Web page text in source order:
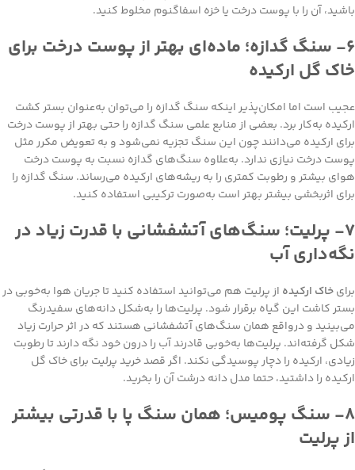
باشید، آن را با پوست درخت یا خزه اسفاگنوم مخلوط کنید.
۶- سنگ گدازه؛ ماده‌ای بهتر از پوست درخت برای
خاک گل ارکیده
عجیب است اما امکان‌پذیر اینکه سنگ گدازه را می‌توان به‌عنوان بستر کشت
ارکیده به‌کار برد. بعضی از منابع علمی سنگ گدازه را حتی بهتر از پوست درخت
برای ارکیده می‌دانند چون این سنگ تجزیه نمی‌شود و به تعویض مکرر مثل
پوست درخت نیازی ندارد. به‌علاوه سنگ‌های گدازه نسبت به پوست درخت
هوای بیشتر و رطوبت کمتری را به ریشه‌های ارکیده می‌رساند. سنگ گدازه را
برای اثربخشی بیشتر بهتر است به‌صورت ترکیبی استفاده کنید.
۷- پرلیت؛ سنگ‌های آتشفشانی با قدرت زیاد در
نگه‌داری آب
برایخاک ارکیده از پرلیت هم می‌توانید استفاده کنید تا جریان هوا به‌خوبی در
بستر کاشت این گیاه برقرار شود. پرلیت‌ها را به‌شکل دانه‌های سفیدرنگ
می‌بینید و درواقع همان سنگ‌های آتشفشانی هستند که در اثر حرارت زیاد
شکل گرفته‌اند. پرلیت‌ها به‌خوبی قادرند آب را درون خود نگه‌ دارند تا رطوبت
زیادی، ارکیده را دچار پوسیدگی نکند. اگر قصد خرید پرلیت برای خاک گل
ارکیده را داشتید، حتما مدل دانه درشت آن را بخرید.
۸- سنگ پومیس؛ همان سنگ پا با قدرتی بیشتر
از پرلیت